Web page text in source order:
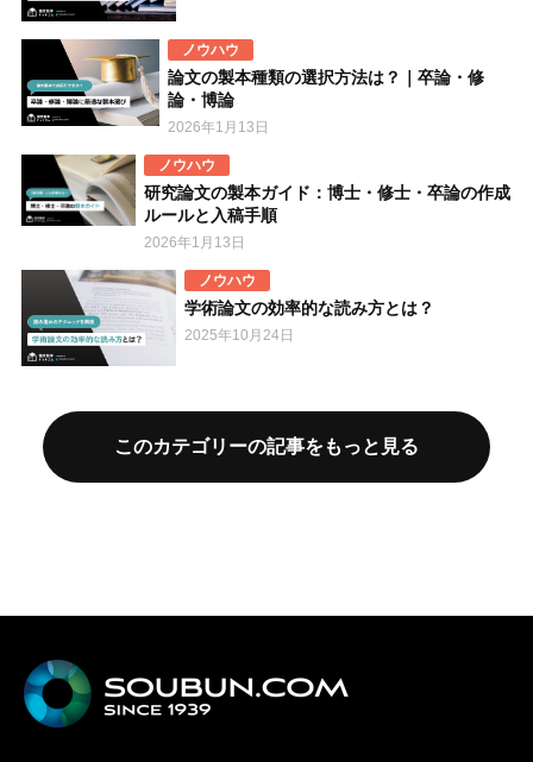
ノウハウ
論文の製本種類の選択方法は？｜卒論・修
論・博論
2026年1月13日
ノウハウ
研究論文の製本ガイド：博士・修士・卒論の作成
ルールと入稿手順
2026年1月13日
ノウハウ
学術論文の効率的な読み方とは？
2025年10月24日
このカテゴリーの記事をもっと見る